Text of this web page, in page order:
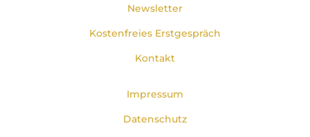
Newsletter
Kostenfreies Erstgespräch
Kontakt
Impressum
Datenschutz